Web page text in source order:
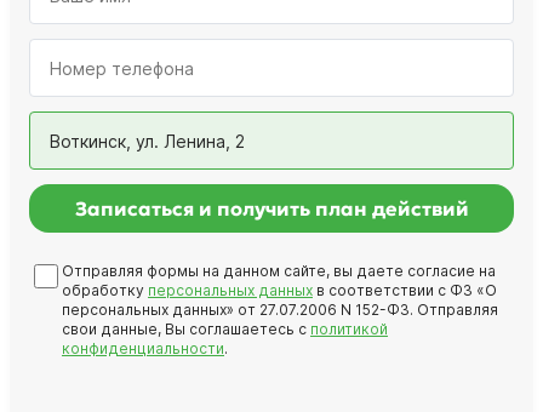
Воткинск, ул. Ленина, 2
Записаться и получить план действий
Отправляя формы на данном сайте, вы даете согласие на
обработку персональных данных в соответствии с ФЗ «О
персональных данных» от 27.07.2006 N 152-ФЗ. Отправляя
свои данные, Вы соглашаетесь с политикой
конфиденциальности.